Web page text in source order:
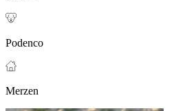
Podenco
Merzen